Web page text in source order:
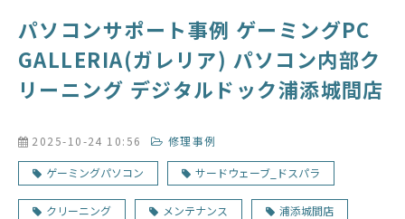
パソコンサポート事例 ゲーミングPC
GALLERIA(ガレリア) パソコン内部ク
リーニング デジタルドック浦添城間店
2025-10-24 10:56 修理事例
ゲーミングパソコン サードウェーブ_ドスパラ
クリーニング メンテナンス 浦添城間店